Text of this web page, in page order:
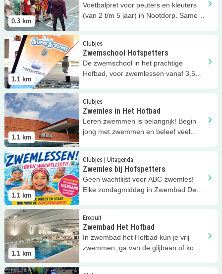
0.3 km
Voetbalpret voor peuters en kleuters
(van 2 t/m 5 jaar) in Nootdorp. Samen
1.1 km
Clubjes
Zwemschool Hofspetters
De zwemschool in het prachtige
Hofbad, voor zwemlessen vanaf 3,5
Lees meer Zwemschool Hofspetters
1.1 km
Clubjes
Zwemles in Het Hofbad
Leren zwemmen is belangrijk! Begin
jong met zwemmen en beleef veel
Lees meer Zwemles in Het Hofbad
1.1 km
Clubjes | Uitagenda
Zwemles bij Hofspetters
Geen wachtlijst voor ABC-zwemles!
Elke zondagmiddag in Zwembad De
Lees meer Zwemles bij Hofspetters
1.1 km
Eropuit
Zwembad Het Hofbad
In zwembad het Hofbad kun je vrij
zwemmen, ga van de glijbaan of kom
Lees meer Zwembad Het Hofbad
Lees meer Kartles